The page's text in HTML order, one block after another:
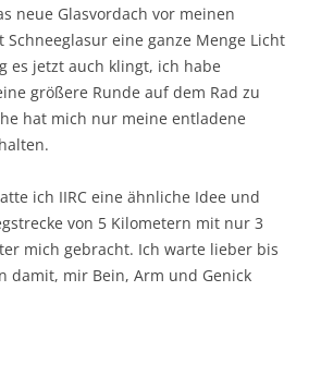
neue Glasvordach vor meinen
eine ganze Menge Licht
es jetzt auch klingt, ich habe
größere Runde auf dem Rad zu
hat mich nur meine entladene
ich IIRC eine ähnliche Idee und
von 5 Kilometern mit nur 3
mich gebracht. Ich warte lieber bis
damit, mir Bein, Arm und Genick